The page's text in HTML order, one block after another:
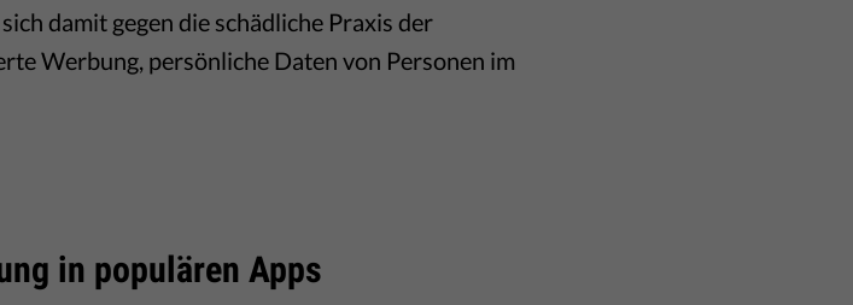
damit gegen die schädliche Praxis der
Werbung, persönliche Daten von Personen im
in populären Apps